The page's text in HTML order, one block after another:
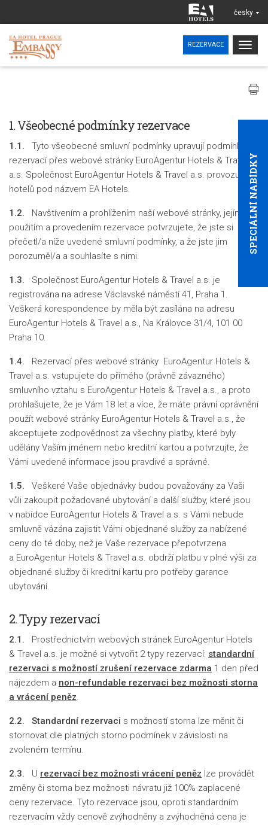
česky
REZERVACE
SPECIÁLNÍ NABÍDKY
1. Všeobecné podmínky rezervace
1.1. Tyto všeobecné smluvní podmínky upravují podmínky
rezervací přes webové stránky EuroAgentur Hotels & Travel
a.s. Společnost EuroAgentur Hotels & Travel a.s. provozuje síť
hotelů pod názvem EA Hotels.
1.2.
Navštívením a prohlížením naší webové stránky, jejím
použitím a provedením rezervace potvrzujete, že jste si
přečetl/a níže uvedené smluvní podmínky, a že jste jim
porozuměl/a a souhlasíte s nimi.
1.3. Společnost EuroAgentur Hotels & Travel a.s. je
registrována na adrese Václavské náměstí 41, Praha 1.
Veškerá korespondence by měla být zasílána na adresu
EuroAgentur Hotels & Travel a.s., Na Královce 31/4, 101 00
Praha 10.
1.4.
Rezervací přes webové stránky EuroAgentur Hotels &
Travel a.s. vstupujete do přímého (právně závazného)
smluvního vztahu s EuroAgentur Hotels & Travel a.s., a proto
prohlašujete, že je Vám 18 let a více, že máte právní oprávnění
použít webové stránky EuroAgentur Hotels & Travel a.s., že
akceptujete zodpovědnost za všechny platby, které byly
udělány Vaším jménem nebo kreditní kartou a potvrzujte, že
Vámi uvedené informace jsou pravdivé a správné.
1.5.
Veškeré Vaše objednávky budou považovány za Vaši
vůli zakoupit požadované ubytování a další služby, které jsou
v nabídce EuroAgentur Hotels & Travel a.s. s Vámi nebude
smluvně vázána zajistit Vámi objednané služby za nabízené
ceny do té doby, než je Vaše rezervace přepotvrzena
a EuroAgentur Hotels & Travel a.s. obdrží platbu v plné výši za
objednané služby či kreditní kartu pro potřeby garance
ubytování.
2. Typy rezervací
2.1.
Prostřednictvím webových stránek EuroAgentur Hotels
& Travel a.s. je možné si vytvořit 2 typy rezervací: standardní
rezervaci s možností zrušení rezervace zdarma 1 den před
nájezdem a non-refundable rezervaci bez možnosti storna
a vrácení peněz.
2.2. Standardní rezervaci s možností storna lze měnit či
stornovat dle platných storno podmínek v závislosti na
zvoleném termínu.
2.3. U rezervací bez možnosti vrácení peněz lze provádět
změny či storna bez možnosti návratu již 100% zaplacené
ceny rezervace. Tyto rezervace jsou, oproti standardním
rezervacím vždy cenově zvýhodněny a zvýhodněná cena je